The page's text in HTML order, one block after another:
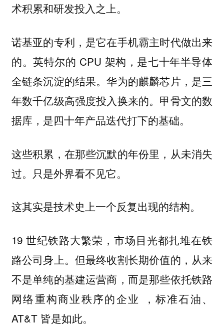
术积累和研发投入之上。
诺基亚的专利，是它在手机霸主时代做出来
的。英特尔的 CPU 架构，是七十年半导体
全链条沉淀的结果。华为的麒麟芯片，是三
年数千亿级高强度投入换来的。甲骨文的数
据库，是四十年产品迭代打下的基础。
这些积累，在那些沉默的年份里，从未消失
过。只是外界看不见它。
这其实是技术史上一个反复出现的结构。
19 世纪铁路大繁荣，市场目光都扎堆在铁
路公司身上。但最终收割长期价值的，从来
不是单纯的基建运营商，而是那些依托铁路
网络重构商业秩序的企业 ，标准石油、
AT&T 皆是如此。